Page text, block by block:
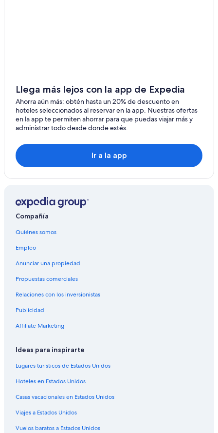
Campings en Lima
Casas vacacionales en Lima
Resorts en Lima
Apartamentos en Lima
Hoteles haciendas en Lima
Hoteles con alberca en Lima
Hoteles en Dell
Cabañas en Glen
Apart-Hoteles en Alder
Cabañas en Alder
Apart-Hoteles en Alder
Hoteles que aceptan mascotas en Alder
Casas de campo en Sheridan
Hoteles en Virginia City
Llega más lejos con la app de Expedia
Ahorra aún más: obtén hasta un 20% de descuento en
hoteles seleccionados al reservar en la app. Nuestras ofertas
en la app te permiten ahorrar para que puedas viajar más y
administrar todo desde donde estés.
Ir a la app
Compañía
Quiénes somos
Empleo
Anunciar una propiedad
Propuestas comerciales
Relaciones con los inversionistas
Publicidad
Affiliate Marketing
Ideas para inspirarte
Lugares turísticos de Estados Unidos
Hoteles en Estados Unidos
Casas vacacionales en Estados Unidos
Viajes a Estados Unidos
Vuelos baratos a Estados Unidos